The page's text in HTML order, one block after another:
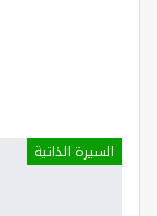
السيرة الذاتية